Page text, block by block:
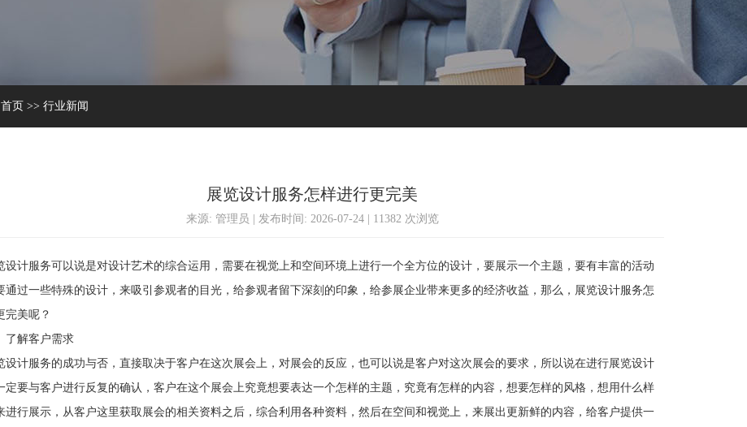
首页 >> 行业新闻
展览设计服务怎样进行更完美
来源: 管理员 | 发布时间: 2026-07-24 | 11382 次浏览
服务可以说是对设计艺术的综合运用，需要在视觉上和空间环境上进行一个全方位的设计，要展示一个主题，要有丰富的活动
通过一些特殊的设计，来吸引参观者的目光，给参观者留下深刻的印象，给参展企业带来更多的经济收益，那么，展览设计服务怎
完美呢？
解客户需求
服务的成功与否，直接取决于客户在这次展会上，对展会的反应，也可以说是客户对这次展会的要求，所以说在进行展览设计
定要与客户进行反复的确认，客户在这个展会上究竟想要表达一个怎样的主题，究竟有怎样的内容，想要怎样的风格，想用什么样
进行展示，从客户这里获取展会的相关资料之后，综合利用各种资料，然后在空间和视觉上，来展出更新鲜的内容，给客户提供一